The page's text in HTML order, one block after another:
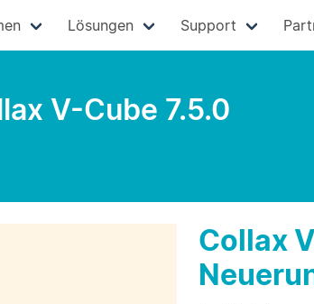
Lösungen Support
V-Cube 7.5.0
Collax